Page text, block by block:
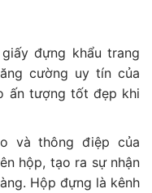
đựng khẩu trang
cường uy tín của
ấn tượng tốt đẹp khi
và thông điệp của
hộp, tạo ra sự nhận
Hộp đựng là kênh